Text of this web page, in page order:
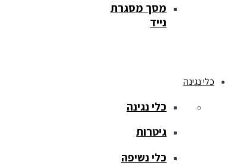
מסך מסגרת
נייד
כלי נגינה
כלי נגינה
גיטרות
כלי נשיפה